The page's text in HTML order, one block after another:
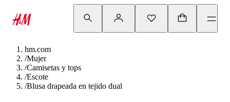
hm.com
/Mujer
/Camisetas y tops
/Escote
/Blusa drapeada en tejido dual